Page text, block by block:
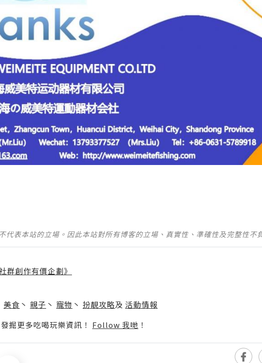
代表本站的立場。因此本站對所有博客的立場、真實性、準確性及完整性不
群創作有價企劃》
美食 丶 親子 丶 寵物 丶 扮靚攻略及 活動情報
掘更多吃喝玩樂資訊！ Follow 我哋 ！